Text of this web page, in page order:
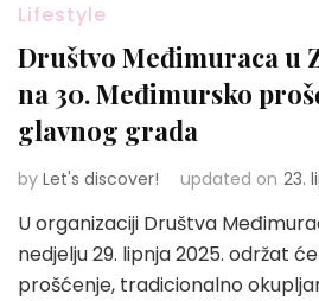
Lifestyle
Društvo Međimuraca u
na 30. Međimursko
glavnog grada
by Let's discover! updated on 23.
U organizaciji Društva
nedjelju 29. lipnja 2025. održat
prošćenje, tradicionalno